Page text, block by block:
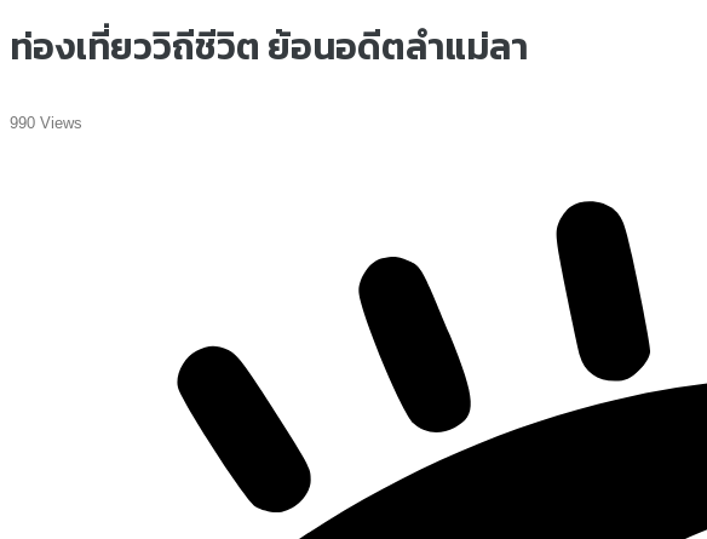
ท่องเที่ยววิถีชีวิต ย้อนอดีตลำแม่ลา
990 Views